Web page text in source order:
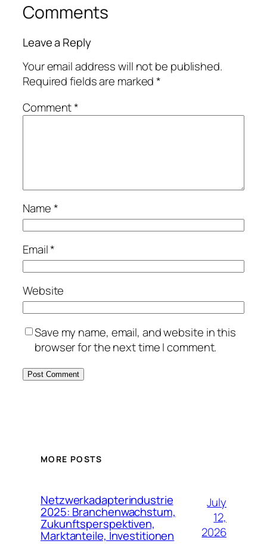
Comments
Leave a Reply
Your email address will not be published.
Required fields are marked*
Comment*
Name*
Email*
Website
Save my name, email, and website in this
browser for the next time I comment.
MORE POSTS
Netzwerkadapterindustrie
2025: Branchenwachstum,
Zukunftsperspektiven,
Marktanteile, Investitionen
July
12,
2026